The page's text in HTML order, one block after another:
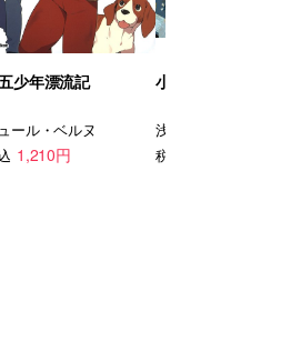
少年漂流記
ール・ベルヌ
1,210円
小学館世界J文学館
浅田 次郎
税込